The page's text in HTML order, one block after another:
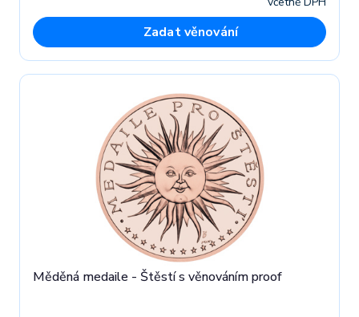
Zadat věnování
Měděná medaile - Štěstí s věnováním proof